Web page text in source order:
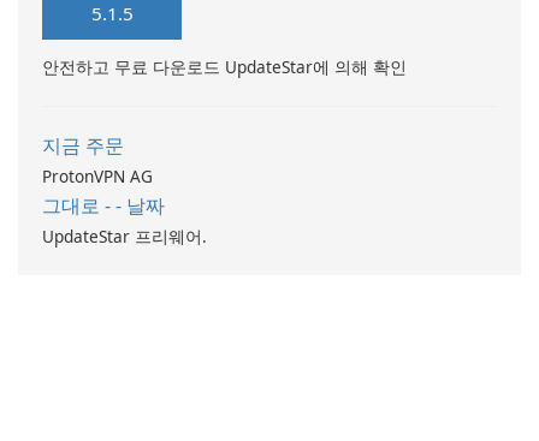
5.1.5
안전하고 무료 다운로드 UpdateStar에 의해 확인
지금 주문
ProtonVPN AG
그대로 - - 날짜
UpdateStar 프리웨어.